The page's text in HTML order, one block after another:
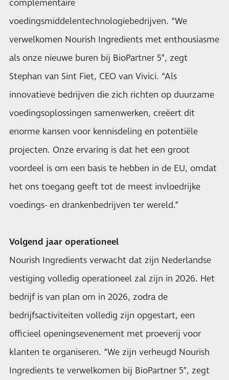
complementaire
voedingsmiddelentechnologiebedrijven. “We
verwelkomen Nourish Ingredients met enthousiasme
als onze nieuwe buren bij BioPartner 5”, zegt
Stephan van Sint Fiet, CEO van Vivici. “Als
innovatieve bedrijven die zich richten op duurzame
voedingsoplossingen samenwerken, creëert dit
enorme kansen voor kennisdeling en potentiële
projecten. Onze ervaring is dat het een groot
voordeel is om een basis te hebben in de EU, omdat
het ons toegang geeft tot de meest invloedrijke
voedings- en drankenbedrijven ter wereld.”
Volgend jaar operationeel
Nourish Ingredients verwacht dat zijn Nederlandse
vestiging volledig operationeel zal zijn in 2026. Het
bedrijf is van plan om in 2026, zodra de
bedrijfsactiviteiten volledig zijn opgestart, een
officieel openingsevenement met proeverij voor
klanten te organiseren. “We zijn verheugd Nourish
Ingredients te verwelkomen bij BioPartner 5”, zegt